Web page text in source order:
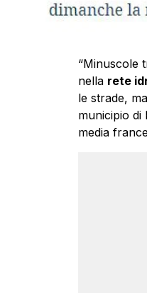
“Minuscole
nella rete
le strade,
municipio di
media